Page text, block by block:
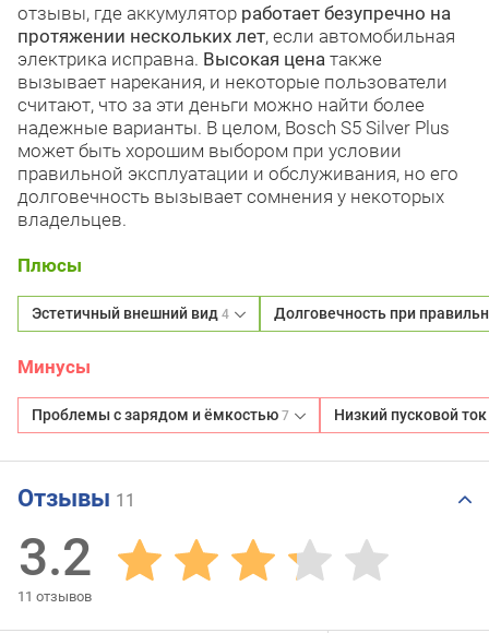
отзывы, где аккумулятор работает безупречно на
протяжении нескольких лет, если автомобильная
электрика исправна. Высокая цена также
вызывает нарекания, и некоторые пользователи
считают, что за эти деньги можно найти более
надежные варианты. В целом, Bosch S5 Silver Plus
может быть хорошим выбором при условии
правильной эксплуатации и обслуживания, но его
долговечность вызывает сомнения у некоторых
владельцев.
Плюсы
Эстетичный внешний вид 4 Долговечность при
Минусы
Проблемы с зарядом и ёмкостью 7 Низкий пусковой
Отзывы 11
3.2
11 отзывов